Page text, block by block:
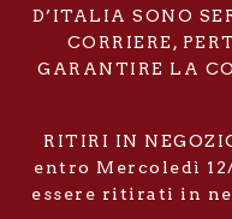
D’ITALIA SONO
CORRIERE,
GARANTIRE LA
RITIRI IN
entro Mercoledì
essere ritirati in